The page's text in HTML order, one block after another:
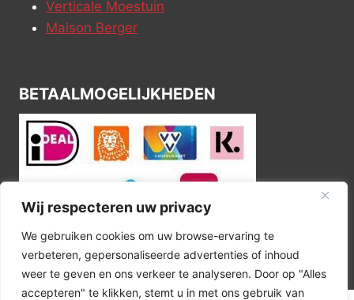
Wij respecteren uw privacy
We gebruiken cookies om uw browse-ervaring te
verbeteren, gepersonaliseerde advertenties of inhoud
weer te geven en ons verkeer te analyseren. Door op "Alles
accepteren" te klikken, stemt u in met ons gebruik van
Verticale Moestuin
Maison Berger
BETAALMOGELIJKHEDEN